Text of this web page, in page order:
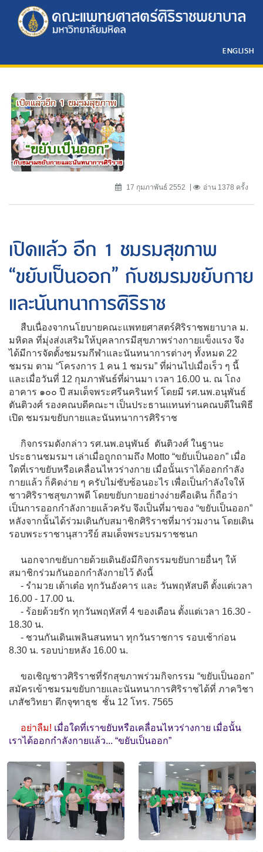
ENGLISH
17 กุมภาพันธ์ 2552 อ่าน 1378 ครั้ง
เปิดแล้ว อีก 1 ชมรมสุขภาพ
“ขยับเป็นออก” กับชมรมขยับกาย
และนันทนาการศิริราช
สืบเนื่องจากนโยบายคณะแพทยศาสตร์ศิริราชพยาบาล ม.
มหิดล ที่มุ่งส่งเสริมให้บุคลากรมีสุขภาพร่างกายแข็งแรง จึง
ได้มีการจัดตั้งชมรมกีฬาและนันทนาการต่างๆ ทั้งหมด 22
ชมรม ตาม “โครงการ 1 คน 1 ชมรม” ที่ผ่านไปเมื่อเร็ว ๆ นี้
และเมื่อวันที่ 12 กุมภาพันธ์ที่ผ่านมา เวลา 16.00 น. ณ โถง
อาคาร ๑๐๐ ปี สมเด็จพระศรีนครินทร์ โดยมี รศ.นพ.อนุพันธ์
ตันติวงศ์ รองคณบดีคณะฯ เป็นประธานแทนท่านคณบดีในพิธี
เปิด ชมรมขยับกายและนันทนาการศิริราช
กิจกรรมดังกล่าว รศ.นพ.อนุพันธ์ ตันติวงศ์ ในฐานะ
ประธานชมรมฯ เล่าเมื่อถูกถามถึง Motto “ขยับเป็นออก” เมื่อ
ใดที่เราขยับหรือเคลื่อนไหวร่างกาย เมื่อนั้นเราได้ออกกำลัง
กายแล้ว ก็คิดง่าย ๆ ครับไม่ซับซ้อนอะไร เพื่อเป็นกำลังใจให้
ชาวศิริราชสุขภาพดี โดยขยับกายอย่างง่ายคือเดิน ก็ถือว่า
เป็นการออกกำลังกายแล้วครับ จึงเป็นที่มาของ “ขยับเป็นออก”
หลังจากนั้นได้ร่วมเดินกับสมาชิกศิริราชที่มาร่วมงาน โดยเดิน
รอบพระราชานุสาวรีย์ สมเด็จพระบรมราชชนก
นอกจากขยับกายด้วยเดินยังมีกิจกรรมขยับกายอื่นๆ ให้
สมาชิกร่วมกันออกกำลังกายไว้ ดังนี้
- รำมวย เต้าเต๋อ ทุกวันอังคาร และ วันพฤหัสบดี ตั้งแต่เวลา
16.00 - 17.00 น.
- ร้อยด้วยรัก ทุกวันพฤหัสที่ 4 ของเดือน ตั้งแต่เวลา 16.30 -
18.30 น.
- ชวนกันเดินเพลินสนทนา ทุกวันราชการ รอบเช้าก่อน
8.30 น. รอบบ่ายหลัง 16.00 น.
ขอเชิญชาวศิริราชที่รักสุขภาพร่วมกิจกรรม “ขยับเป็นออก”
สมัครเข้าชมรมขยับกายและนันทนาการศิริราชได้ที่ ภาควิชา
เภสัชวิทยา ตึกจุฑาธุช ชั้น 12 โทร. 7565
อย่าลืม! เมื่อใดที่เราขยับหรือเคลื่อนไหวร่างกาย เมื่อนั้น
เราได้ออกกำลังกายแล้ว... “ขยับเป็นออก”